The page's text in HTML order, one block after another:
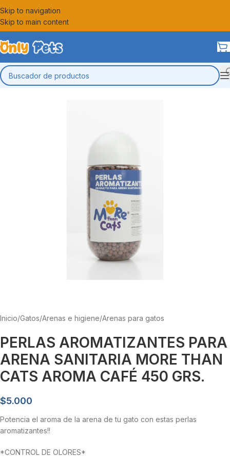
Skip to navigation
Skip to main content
Inicio/Gatos/Arenas e higiene/Arenas para gatos
PERLAS AROMATIZANTES PARA
ARENA SANITARIA MORE THAN
CATS AROMA CAFÉ 450 GRS.
$5.000
Potencia el aroma de la arena de tu gato con estas perlas
aromatizantes!!
*CONTROL DE OLORES*